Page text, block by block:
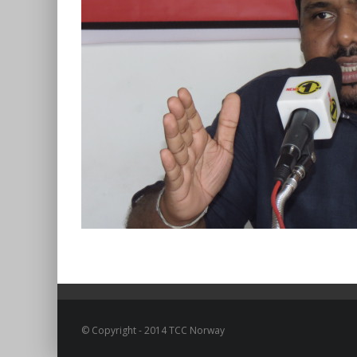
© Copyright - 2014 TCC Norway